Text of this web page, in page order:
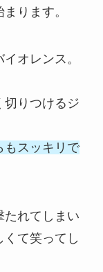
ります。
オレンス。
切りつけるジ
もスッキリで
たれてしまい
て笑ってし